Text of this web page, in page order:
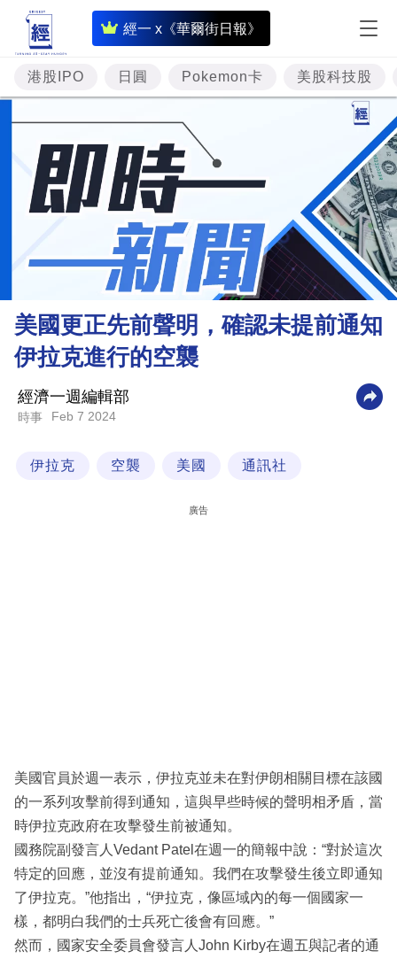
經一 x《華爾街日報》
即
時
財
經
專
題
投
資
樓
市
財
商
業
科
區
港股IPO 日圓 Pokemon卡 美股科技股
美國更正先前聲明，確認未提前通知
伊拉克進行的空襲
經濟一週編輯部
時事 Feb 7 2024
伊拉克 空襲 美國 通訊社
廣告
美國官員於週一表示，伊拉克並未在對伊朗相關目標在該國
的一系列攻擊前得到通知，這與早些時候的聲明相矛盾，當
時伊拉克政府在攻擊發生前被通知。
國務院副發言人Vedant Patel在週一的簡報中說：“對於這次
特定的回應，並沒有提前通知。我們在攻擊發生後立即通知
了伊拉克。”他指出，“伊拉克，像區域內的每一個國家一
樣，都明白我們的士兵死亡後會有回應。”
然而，國家安全委員會發言人John Kirby在週五與記者的通